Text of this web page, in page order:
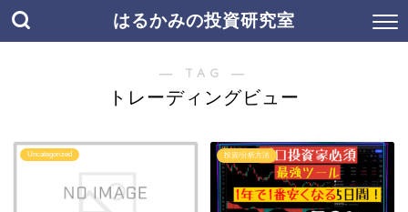
はるかみの投資研究室
― TAG ―
トレーディングビュー
Uncategorized 投資/分析方法